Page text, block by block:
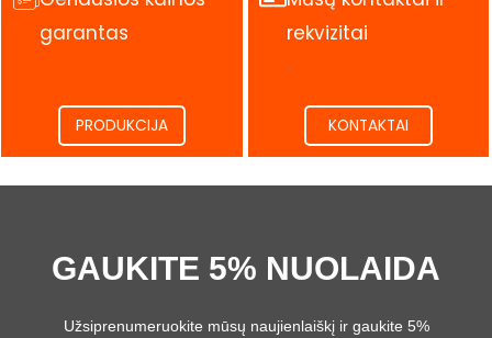
garantas
.
PRODUKCIJA
rekvizitai
.
KONTAKTAI
GAUKITE 5% NUOLAIDA
Užsiprenumeruokite mūsų naujienlaiškį ir gaukite 5%